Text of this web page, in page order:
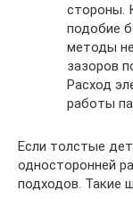
стороны.
подобие
методы
зазоров
Расход
работы
Если толстые
односторонней
подходов. Такие